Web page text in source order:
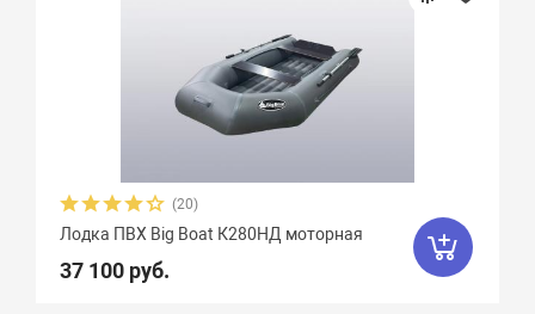
(20)
Лодка ПВХ Big Boat К280НД моторная
37 100 руб.